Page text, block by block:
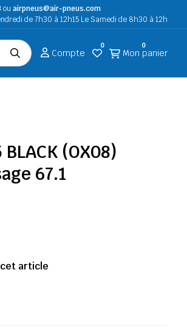
ou airpneus@air-pneus.com
de 7h30 à 12h15 Le Samedi de 8h30 à 12h
Compte
0
Mon panier
0
BLACK (OX08)
67.1
article